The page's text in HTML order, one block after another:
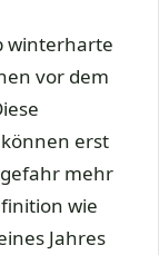
winterharte
vor dem
erst
mehr
wie
Jahres